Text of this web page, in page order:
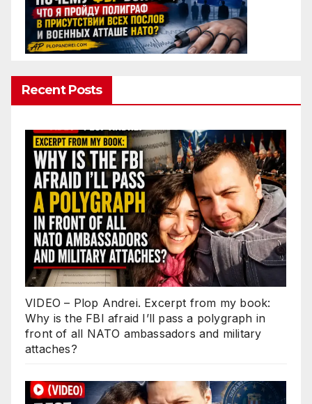
Recent Posts
VIDEO – Plop Andrei. Excerpt from my book:
Why is the FBI afraid I’ll pass a polygraph in
front of all NATO ambassadors and military
attaches?